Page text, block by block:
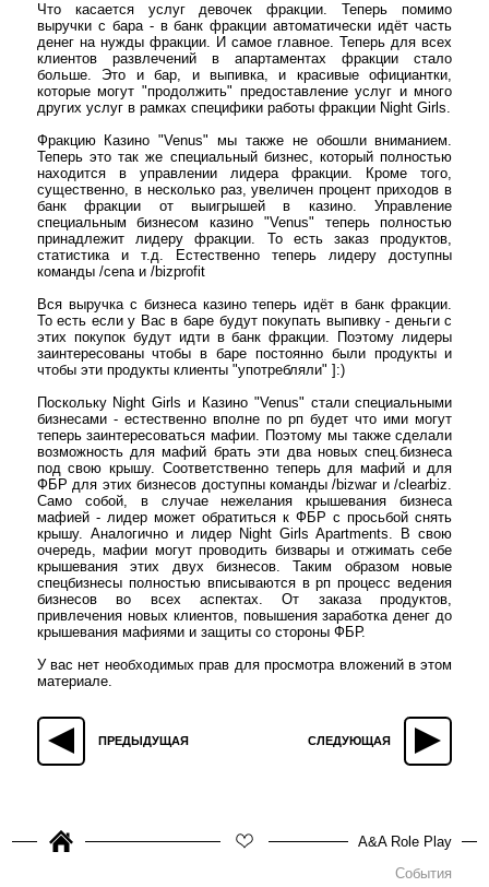
Что касается услуг девочек фракции. Теперь помимо
выручки с бара - в банк фракции автоматически идёт часть
денег на нужды фракции. И самое главное. Теперь для всех
клиентов развлечений в апартаментах фракции стало
больше. Это и бар, и выпивка, и красивые официантки,
которые могут "продолжить" предоставление услуг и много
других услуг в рамках специфики работы фракции Night Girls.
Фракцию Казино "Venus" мы также не обошли вниманием.
Теперь это так же специальный бизнес, который полностью
находится в управлении лидера фракции. Кроме того,
существенно, в несколько раз, увеличен процент приходов в
банк фракции от выигрышей в казино. Управление
специальным бизнесом казино "Venus" теперь полностью
принадлежит лидеру фракции. То есть заказ продуктов,
статистика и т.д. Естественно теперь лидеру доступны
команды /cena и /bizprofit
Вся выручка с бизнеса казино теперь идёт в банк фракции.
То есть если у Вас в баре будут покупать выпивку - деньги с
этих покупок будут идти в банк фракции. Поэтому лидеры
заинтересованы чтобы в баре постоянно были продукты и
чтобы эти продукты клиенты "употребляли" ]:)
Поскольку Night Girls и Казино "Venus" стали специальными
бизнесами - естественно вполне по рп будет что ими могут
теперь заинтересоваться мафии. Поэтому мы также сделали
возможность для мафий брать эти два новых спец.бизнеса
под свою крышу. Соответственно теперь для мафий и для
ФБР для этих бизнесов доступны команды /bizwar и /clearbiz.
Само собой, в случае нежелания крышевания бизнеса
мафией - лидер может обратиться к ФБР с просьбой снять
крышу. Аналогично и лидер Night Girls Apartments. В свою
очередь, мафии могут проводить бизвары и отжимать себе
крышевания этих двух бизнесов. Таким образом новые
спецбизнесы полностью вписываются в рп процесс ведения
бизнесов во всех аспектах. От заказа продуктов,
привлечения новых клиентов, повышения заработка денег до
крышевания мафиями и защиты со стороны ФБР.
У вас нет необходимых прав для просмотра вложений в этом
материале.
ПРЕДЫДУЩАЯ СЛЕДУЮЩАЯ
A&A Role Play
События